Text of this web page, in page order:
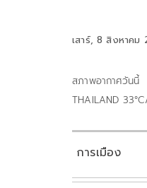
เสาร์, 8 สิงหาคม
สภาพอากาศวันนี้
THAILAND
การเมือง